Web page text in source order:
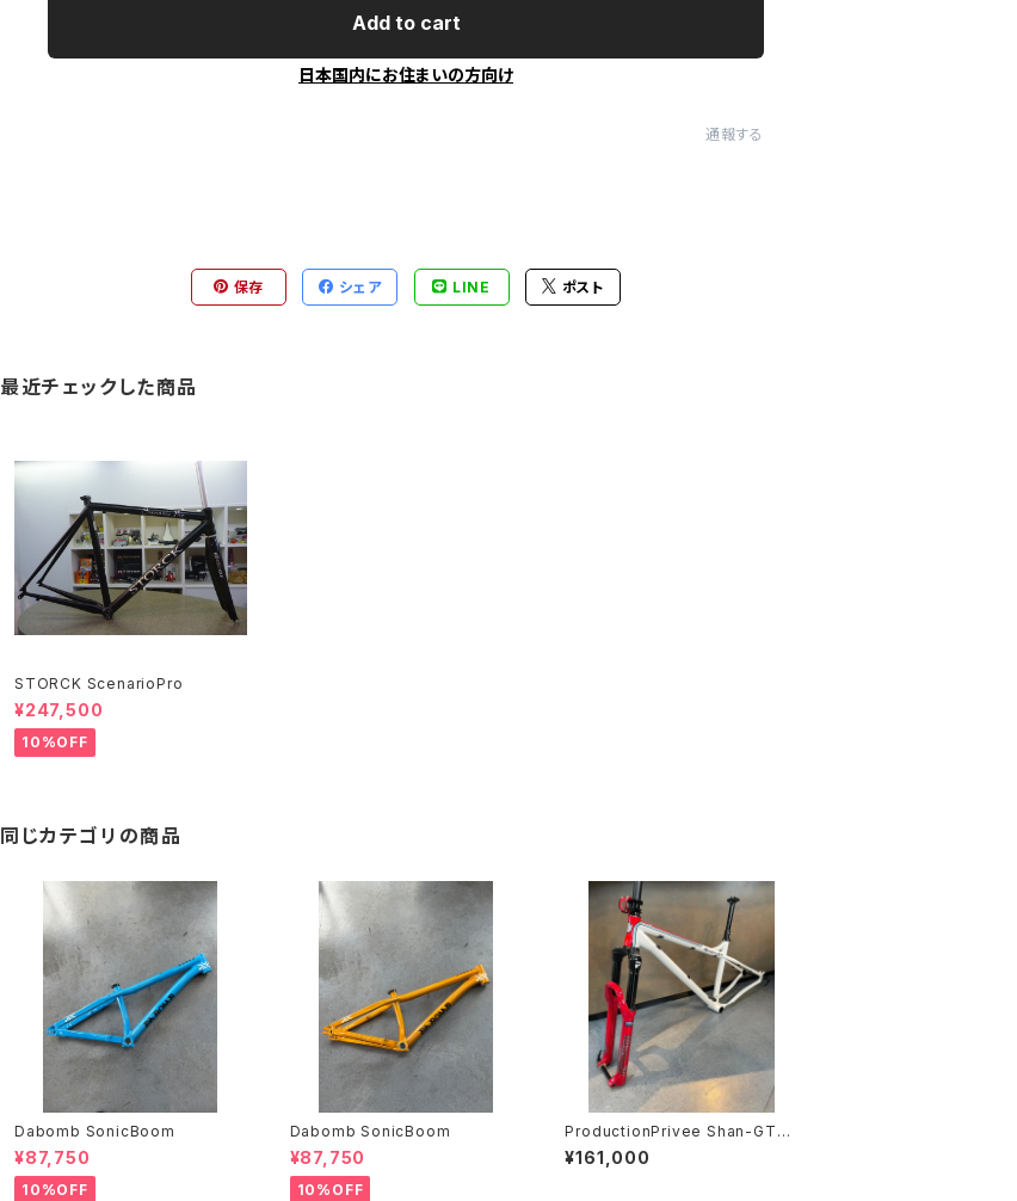
Add to cart
日本国内にお住まいの方向け
通報する
保存 シェア LINE ポスト
最近チェックした商品
STORCK ScenarioPro
¥247,500
10%OFF
同じカテゴリの商品
Dabomb SonicBoom
¥87,750
10%OFF
Dabomb SonicBoom
¥87,750
10%OFF
ProductionPrivee Shan-GT
（マルティーニ）
¥161,000